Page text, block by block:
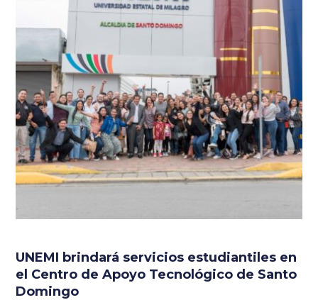
UNEMI brindará servicios estudiantiles en
el Centro de Apoyo Tecnológico de Santo
Domingo